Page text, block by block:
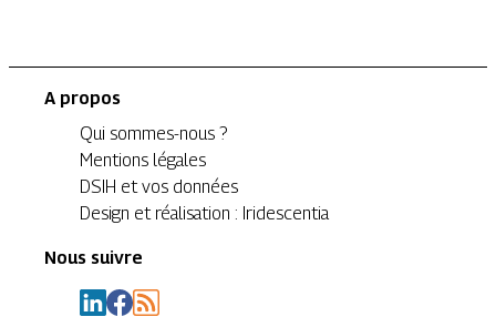
A propos
Qui sommes-nous ?
Mentions légales
DSIH et vos données
Design et réalisation : Iridescentia
Nous suivre